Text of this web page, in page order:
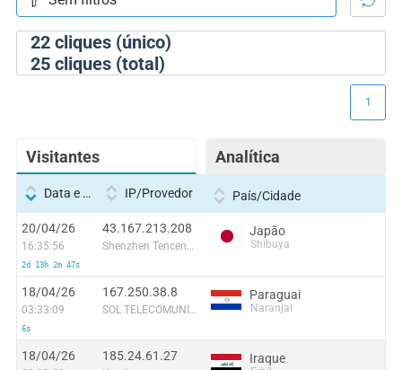
22cliques (único)
25cliques (total)
Visitantes Analítica
1
Data e hora IP/Provedor País/Cidade
20/04/26
16:35:56
2d 13h 2m 47s
43.167.213.208
Shenzhen Tencent Computer Systems Company Limited
Japão
Shibuya
18/04/26
03:33:09
6s
167.250.38.8
SOL TELECOMUNICACIONES S.A.
Paraguai
Naranjal
18/04/26 185.24.61.27 Iraque